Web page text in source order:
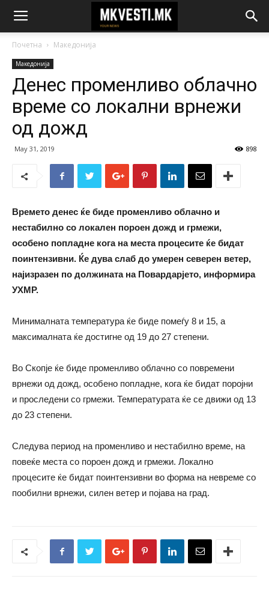
Почетна Македонија
Македонија
Денес променливо облачно
време со локални врнежи
од дожд
May 31, 2019 898
Времето денес ќе биде променливо облачно и
нестабилно со локален пороен дожд и грмежи,
особено попладне кога на места процесите ќе бидат
поинтензивни. Ќе дува слаб до умерен северен ветер,
најизразен по должината на Повардарјето, информира
УХМР.
Минималната температура ќе биде помеѓу 8 и 15, а
максималната ќе достигне од 19 до 27 степени.
Во Скопје ќе биде променливо облачно со повремени
врнежи од дожд, особено попладне, кога ќе бидат поројни
и проследени со грмежи. Температурата ќе се движи од 13
до 23 степени.
Следува период на променливо и нестабилно време, на
повеќе места со пороен дожд и грмежи. Локално
процесите ќе бидат поинтензивни во форма на невреме со
пообилни врнежи, силен ветер и појава на град.